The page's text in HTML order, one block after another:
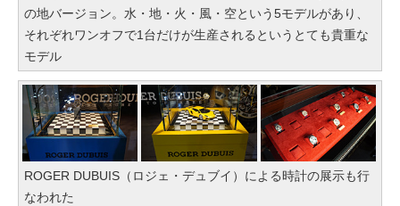
の地バージョン。水・地・火・風・空という5モデルがあり、
それぞれワンオフで1台だけが生産されるというとても貴重な
モデル
ROGER DUBUIS（ロジェ・デュブイ）による時計の展示も行
なわれた